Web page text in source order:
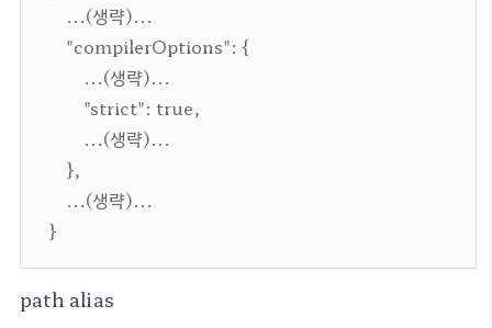
...(생략)...
"compilerOptions": {
...(생략)...
"strict": true,
...(생략)...
},
...(생략)...
}
path alias